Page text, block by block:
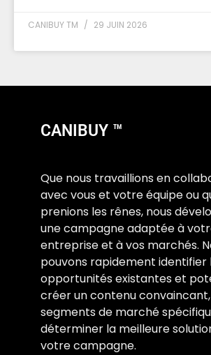
CANIBUY TM 29 JUIN 2026
CANIBUY ™
Que nous travaillions en
avec vous et votre équipe ou
prenions les rênes, nous
une campagne adaptée à
entreprise et à vos marchés.
pouvons rapidement identifier
opportunités existantes et
créer un contenu
segments de marché
déterminer la meilleure
votre campagne.